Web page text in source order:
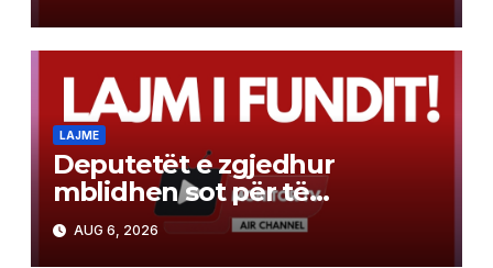
LAJME
Deputetët e zgjedhur
mblidhen sot për të
konstituar Kuvendin e
Kosovës
AUG 6, 2026